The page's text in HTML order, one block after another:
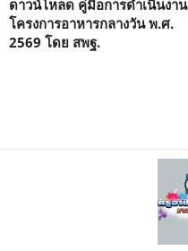
ดาวน์โหลด คู่มือการดำเนินงาน
โครงการอาหารกลางวัน พ.ศ.
2569 โดย สพฐ.